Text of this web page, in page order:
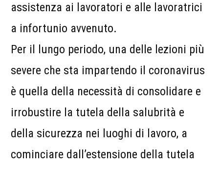
assistenza ai lavoratori e alle lavoratrici
a infortunio avvenuto.
Per il lungo periodo, una delle lezioni più
severe che sta impartendo il coronavirus
è quella della necessità di consolidare e
irrobustire la tutela della salubrità e
della sicurezza nei luoghi di lavoro, a
cominciare dall’estensione della tutela